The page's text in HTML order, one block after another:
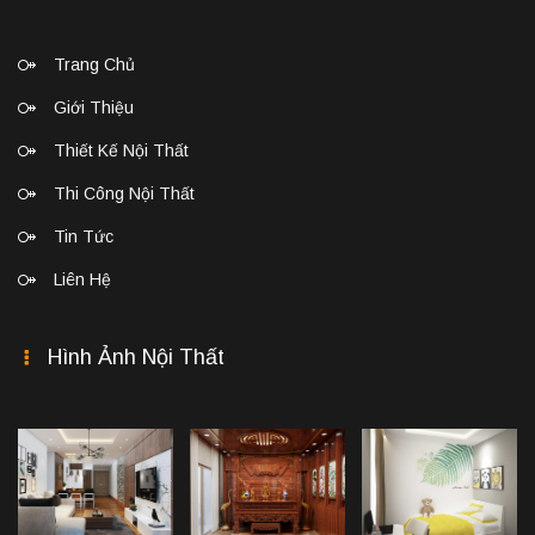
Trang Chủ
Giới Thiệu
Thiết Kế Nội Thất
Thi Công Nội Thất
Tin Tức
Liên Hệ
Hình Ảnh Nội Thất